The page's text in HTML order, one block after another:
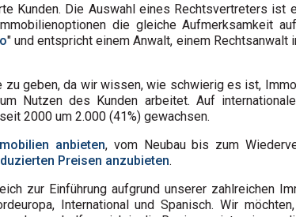
Kunden. Die Auswahl eines Rechtsvertreters
die gleiche Aufmerksamkeit
" und entspricht einem Anwalt, einem
zu geben, da wir wissen, wie schwierig es ist,
Nutzen des Kunden arbeitet. Auf
2000 um 2.000 (41%) gewachsen.
anbieten, vom Neubau bis zum
Preisen anzubieten.
zur Einführung aufgrund unserer zahlreichen
International und Spanisch. Wir